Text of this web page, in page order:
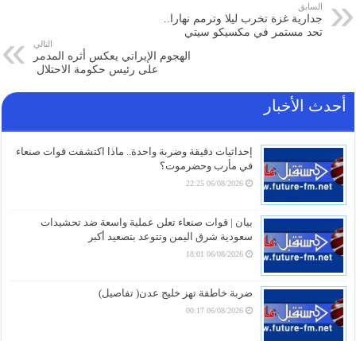
السابق
جدارية غزة تخرب ليلا وترمم نهارا..
تحد مستمر في مكسيكو سيتي
التالي
الهجوم الإيراني يعكس أثره المدمر
على رئيس حكومة الاحتلال
أحدث الأخبار
إحداثيات دقيقة وضربة واحدة.. ماذا اكتشفت قوات صنعاء
في مأرب وحضرموت؟
06/08/2026 22:25
بيان | قوات صنعاء تعلن عملية واسعة ضد تحشيدات
سعودية شرق اليمن وتتوعد بتصعيد أكبر
06/08/2026 18:01
ضربة خاطفة تهز خليج عدن( تفاصيل)
06/08/2026 00:17